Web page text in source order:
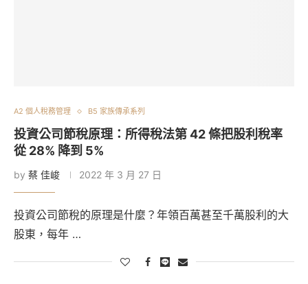
A2 個人稅務管理 B5 家族傳承系列
投資公司節稅原理：所得稅法第 42 條把股利稅率
從 28% 降到 5%
by 蔡 佳峻 2022 年 3 月 27 日
投資公司節稅的原理是什麼？年領百萬甚至千萬股利的大
股東，每年 …